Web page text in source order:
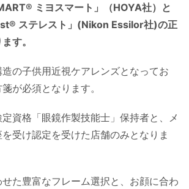
ミヨスマート」（HOYA社）と
ステレスト」(Nikon Essilor社)の正
す。
の子供用近視ケアレンズとなってお
が必須となります。
資格「眼鏡作製技能士」保持者と、メ
受け認定を受けた店舗のみとなりま
た豊富なフレーム選択と、お顔に合わ